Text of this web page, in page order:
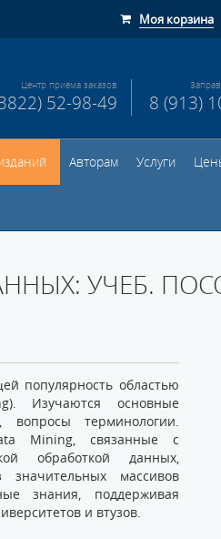
Моя корзина
Центр приема заказов
52-98-49 8 (913)
Авторам Услуги
УЧЕБ.
популярность областью
Изучаются основные
вопросы терминологии.
Mining, связанные с
обработкой данных,
массивов
знания, поддерживая
и втузов.